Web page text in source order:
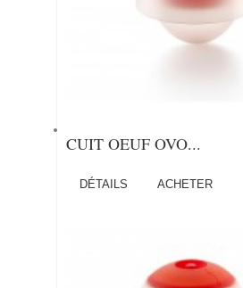
CUIT OEUF OVO...
DÉTAILS ACHETER